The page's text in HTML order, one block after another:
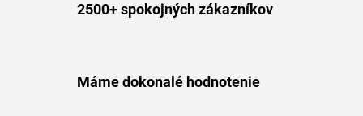
2500+ spokojných zákazníkov
Máme dokonalé hodnotenie